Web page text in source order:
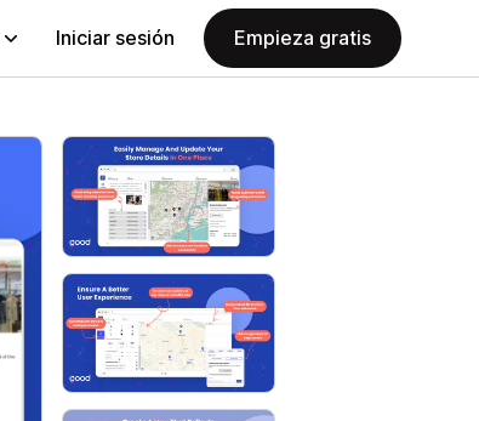
Iniciar sesión Empieza gratis